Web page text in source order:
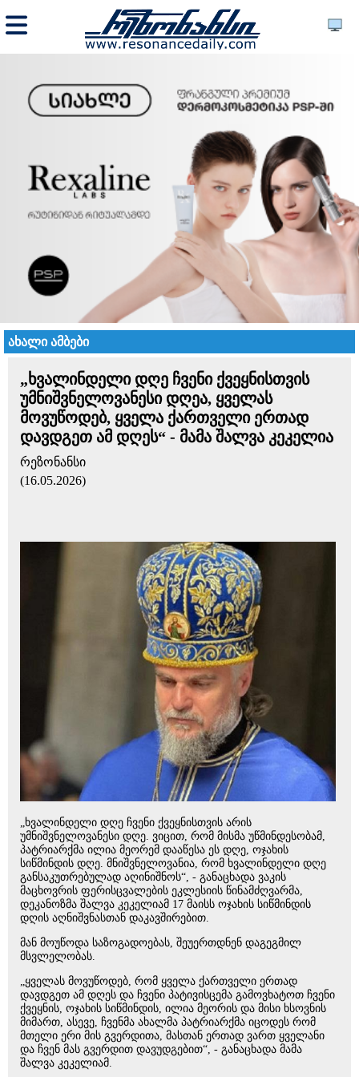
ახალი ამბები
„ხვალინდელი დღე ჩვენი ქვეყნისთვის
უმნიშვნელოვანესი დღეა, ყველას
მოვუწოდებ, ყველა ქართველი ერთად
დავდგეთ ამ დღეს“ - მამა შალვა კეკელია
რეზონანსი
(16.05.2026)
„ხვალინდელი დღე ჩვენი ქვეყნისთვის არის
უმნიშვნელოვანესი დღე. ვიცით, რომ მისმა უწმინდესობამ,
პატრიარქმა ილია მეორემ დააწესა ეს დღე, ოჯახის
სიწმინდის დღე. მნიშვნელოვანია, რომ ხვალინდელი დღე
განსაკუთრებულად აღინიშნოს“, - განაცხადა ვაკის
მაცხოვრის ფერისცვალების ეკლესიის წინამძღვარმა,
დეკანოზმა შალვა კეკელიამ 17 მაისს ოჯახის სიწმინდის
დღის აღნიშვნასთან დაკავშირებით.
მან მოუწოდა საზოგადოებას, შეუერთდნენ დაგეგმილ
მსვლელობას.
„ყველას მოვუწოდებ, რომ ყველა ქართველი ერთად
დავდგეთ ამ დღეს და ჩვენი პატივისცემა გამოვხატოთ ჩვენი
ქვეყნის, ოჯახის სიწმინდის, ილია მეორის და მისი ხსოვნის
მიმართ, ასევე, ჩვენმა ახალმა პატრიარქმა იცოდეს რომ
მთელი ერი მის გვერდითა, მასთან ერთად ვართ ყველანი
და ჩვენ მას გვერდით დავუდგებით“, - განაცხადა მამა
შალვა კეკელიამ.